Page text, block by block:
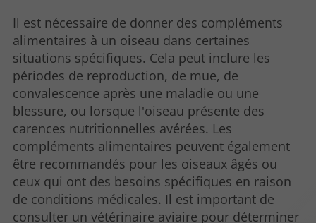
Il est nécessaire de donner des compléments
alimentaires à un oiseau dans certaines
situations spécifiques. Cela peut inclure les
périodes de reproduction, de mue, de
convalescence après une maladie ou une
blessure, ou lorsque l'oiseau présente des
carences nutritionnelles avérées. Les
compléments alimentaires peuvent également
être recommandés pour les oiseaux âgés ou
ceux qui ont des besoins spécifiques en raison
de conditions médicales. Il est important de
consulter un vétérinaire aviaire pour déterminer